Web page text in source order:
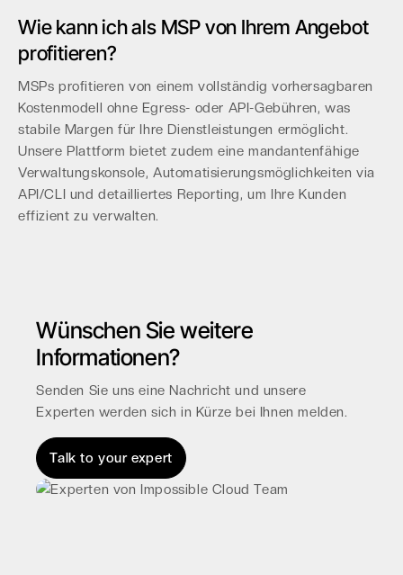
Wie kann ich als MSP von Ihrem Angebot
profitieren?
MSPs profitieren von einem vollständig vorhersagbaren
Kostenmodell ohne Egress- oder API-Gebühren, was
stabile Margen für Ihre Dienstleistungen ermöglicht.
Unsere Plattform bietet zudem eine mandantenfähige
Verwaltungskonsole, Automatisierungsmöglichkeiten via
API/CLI und detailliertes Reporting, um Ihre Kunden
effizient zu verwalten.
Wünschen Sie weitere
Informationen?
Senden Sie uns eine Nachricht und unsere
Experten werden sich in Kürze bei Ihnen melden.
Talk to your expert